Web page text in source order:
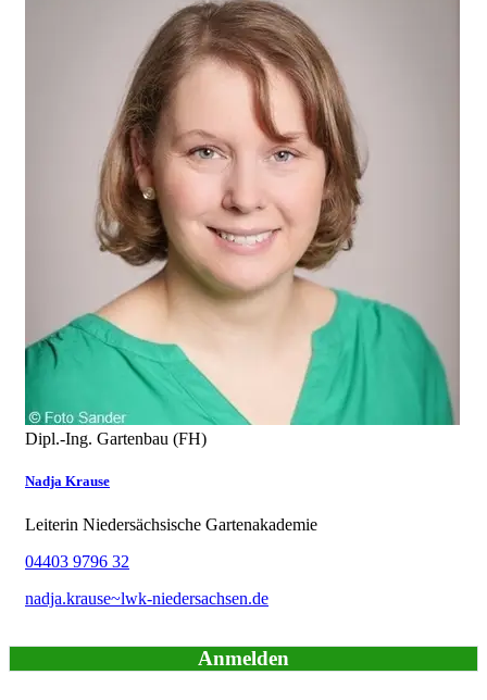
Dipl.-Ing. Gartenbau (FH)
Nadja Krause
Leiterin Niedersächsische Gartenakademie
04403 9796 32
nadja.krause~lwk-niedersachsen.de
Anmelden